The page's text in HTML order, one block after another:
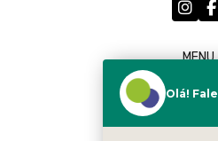
MENU
QUEM
Olá!